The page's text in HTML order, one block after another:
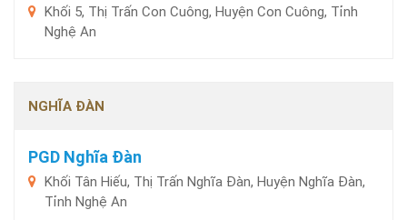
Khối 5, Thị Trấn Con Cuông, Huyện Con Cuông, Tỉnh
Nghệ An
NGHĨA ĐÀN
PGD Nghĩa Đàn
Khối Tân Hiếu, Thị Trấn Nghĩa Đàn, Huyện Nghĩa Đàn,
Tỉnh Nghệ An